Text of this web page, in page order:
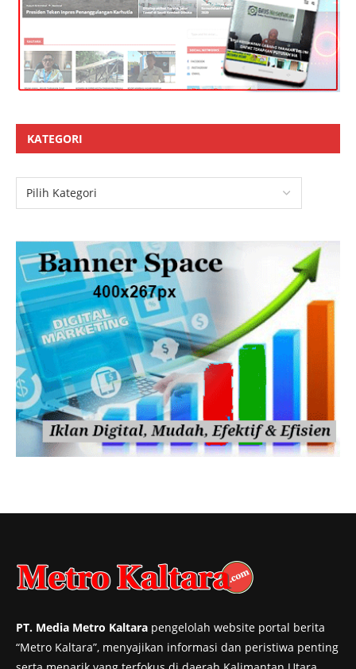
KATEGORI
PT. Media Metro Kaltara pengelolah website portal berita
“Metro Kaltara”, menyajikan informasi dan peristiwa penting